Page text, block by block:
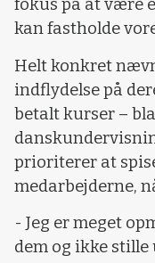
fokus på at være
kan fastholde
Helt konkret
indflydelse på
betalt kurser –
prioriterer at
medarbejderne,
- Jeg er meget
dem og ikke